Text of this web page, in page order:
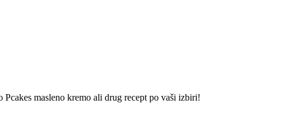
masleno kremo ali drug recept po vaši izbiri!